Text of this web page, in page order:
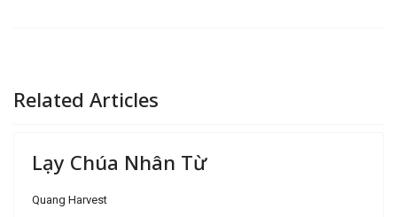
Related Articles
Lạy Chúa Nhân Từ
Quang Harvest